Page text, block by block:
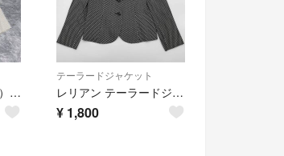
Leilian レリアン（LL）長袖 ジャケット チェック柄 大きいサイズ 上品
テーラードジャケット
レリアン テーラードジャケット シルク100% 総柄 デザインボタン 11号
¥ 1,800